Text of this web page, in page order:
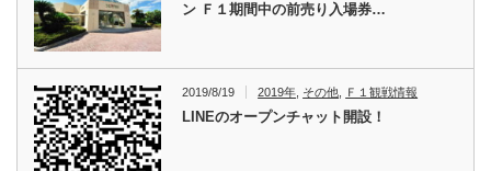
ン Ｆ１期間中の前売り入場券…
2019/8/19 2019年 その他 Ｆ１観戦情報
LINEのオープンチャット開設！